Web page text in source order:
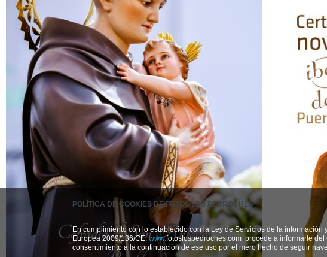
POLÍTICA DE COOKIES DE FOTOS LOS PEDROCHES
En cumplimiento con lo establecido con la Ley de Servicios de la
Europea 2009/136/CE,www.fotoslospedroches.com procede a informarle del
consentimiento a la continuación de ese uso por el mero hecho de seguir